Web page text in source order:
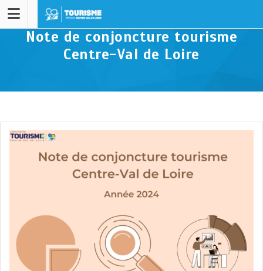
Note de conjoncture tourisme
Centre-Val de Loire